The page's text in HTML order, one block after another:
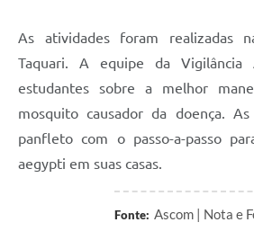
As atividades foram realizadas
Taquari. A equipe da Vigilância
estudantes sobre a melhor
mosquito causador da doença. As
panfleto com o passo-a-passo
aegypti em suas casas.
Fonte: Ascom | Nota e